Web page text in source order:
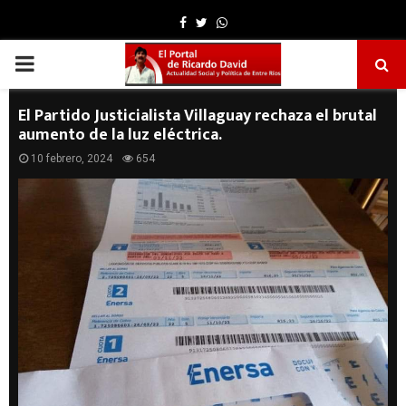
Facebook
TwitterWhatsapp
PRIMARY
MENU
El Partido Justicialista Villaguay rechaza el brutal
aumento de la luz eléctrica.
10 febrero, 2024 654